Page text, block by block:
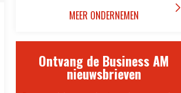
MEER ONDERNEMEN 
Ontvang de Business AM
nieuwsbrieven